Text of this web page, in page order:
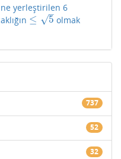
yerleştirilen 6
≤ 5
–
√
≤5
olmak
737
52
32